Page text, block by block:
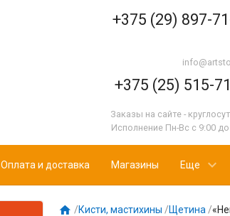
+375 (29) 897-
+375 (25) 515-
Заказы на сайте -
Исполнение Пн-Вс с 9:00
Оплата и доставка Магазины Еще
 /Кисти, мастихины /Щетина /